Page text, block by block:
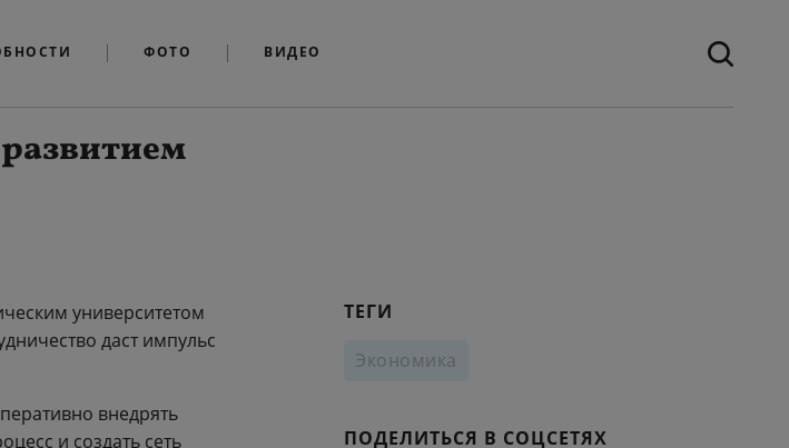
ФОТО ВИДЕО
университетом
даст импульс
внедрять
и создать сеть
ТЕГИ
Экономика
ПОДЕЛИТЬСЯ В СОЦСЕТЯХ